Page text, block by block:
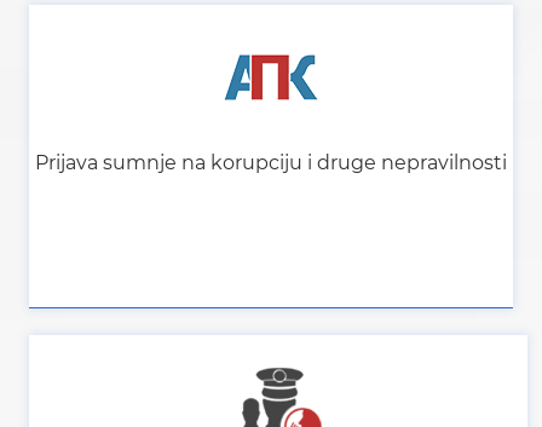
Prijava sumnje na korupciju i druge nepravilnosti